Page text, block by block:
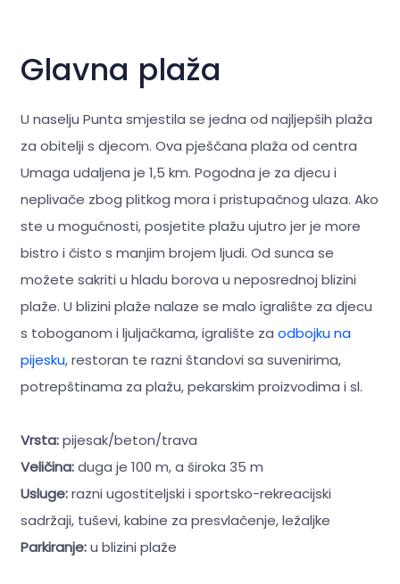
Glavna plaža
U naselju Punta smjestila se jedna od najljepših plaža
za obitelji s djecom. Ova pješčana plaža od centra
Umaga udaljena je 1,5 km. Pogodna je za djecu i
neplivače zbog plitkog mora i pristupačnog ulaza. Ako
ste u mogućnosti, posjetite plažu ujutro jer je more
bistro i čisto s manjim brojem ljudi. Od sunca se
možete sakriti u hladu borova u neposrednoj blizini
plaže. U blizini plaže nalaze se malo igralište za djecu
s toboganom i ljuljačkama, igralište za odbojku na
pijesku, restoran te razni štandovi sa suvenirima,
potrepštinama za plažu, pekarskim proizvodima i sl.
Vrsta:pijesak/beton/trava
Veličina:duga je 100 m, a široka 35 m
Usluge:razni ugostiteljski i sportsko-rekreacijski
sadržaji, tuševi, kabine za presvlačenje, ležaljke
Parkiranje:u blizini plaže